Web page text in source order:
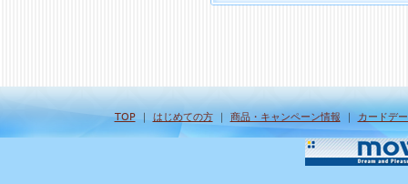
TOP｜ はじめての方｜ 商品・キャンペーン情報 ｜ カードデ